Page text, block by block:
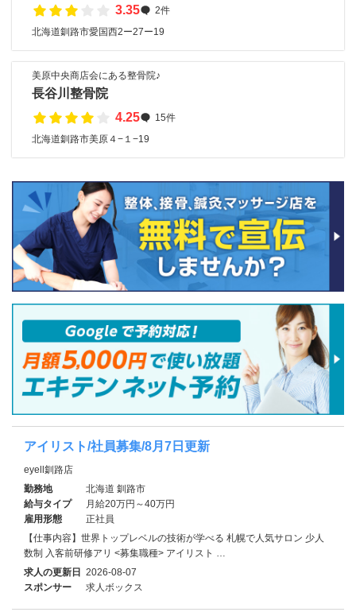
3.35
2件
北海道釧路市愛国西2ー27ー19
美原中央商店会にある整骨院♪
長谷川整骨院
4.25
15件
北海道釧路市美原４−１−19
アイリスト/社員募集/8月7日更新
eyell釧路店
勤務地
北海道 釧路市
給与タイプ
月給20万円～40万円
雇用形態
正社員
【仕事内容】世界トップレベルの技術が学べる 札幌で人気サロン 少人
数制 入客前研修アリ <募集職種> アイリスト …
求人の更新日 2026-08-07
スポンサー
求人ボックス